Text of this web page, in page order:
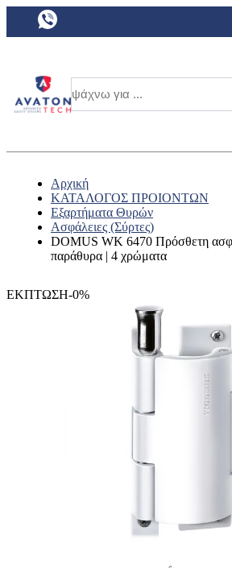
Αρχική
ΚΑΤΑΛΟΓΟΣ ΠΡΟΙΟΝΤΩΝ
Εξαρτήματα Θυρών
Ασφάλειες (Σύρτες)
DOMUS WK 6470 Πρόσθετη
παράθυρα | 4 χρώματα
ΕΚΠΤΩΣΗ-0%